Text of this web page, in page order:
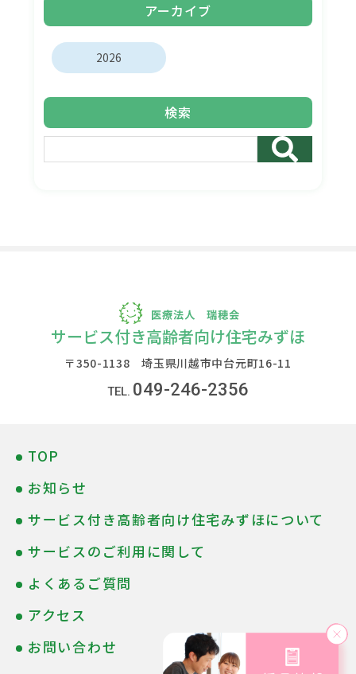
アーカイブ
2026
検索
サービス付き高齢者向け住宅みずほ
〒350-1138 埼玉県川越市中台元町16-11
049-246-2356
TOP
お知らせ
サービス付き高齢者向け住宅みずほについて
サービスのご利用に関して
よくあるご質問
アクセス
お問い合わせ